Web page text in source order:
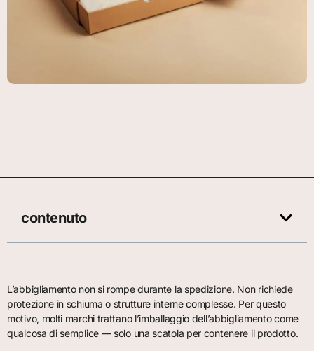
contenuto
L’abbigliamento non si rompe durante la spedizione. Non richiede
protezione in schiuma o strutture interne complesse. Per questo
motivo, molti marchi trattano l’imballaggio dell’abbigliamento come
qualcosa di semplice — solo una scatola per contenere il prodotto.